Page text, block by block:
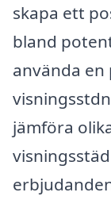
skapa ett
bland
använda
jämföra